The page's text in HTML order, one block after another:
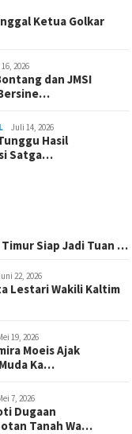
Ketua Golkar
2026
dan JMSI
Juli 14, 2026
Hasil
Satga…
Timur Siap Jadi Tuan …
22, 2026
Lestari Wakili Kaltim
19, 2026
Moeis Ajak
Ka…
7, 2026
Dugaan
Tanah Wa…